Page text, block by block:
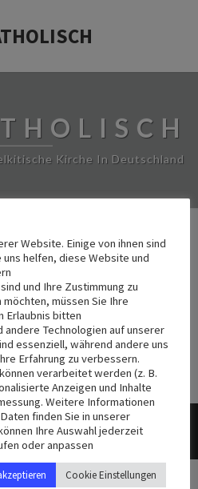
Kirche In Deutschland
من
من
Impressum
Website. Einige von ihnen sind
helfen, diese Website und
und Ihre Zustimmung zu
müssen Sie Ihre
Erlaubnis bitten.
andere Technologien auf unserer
essenziell, während andere uns
Erfahrung zu verbessern.
verarbeitet werden (z. B.
Anzeigen und Inhalte
Weitere Informationen
finden Sie in unserer
Ihre Auswahl jederzeit
oder anpassen.
Cookie Einstellungen